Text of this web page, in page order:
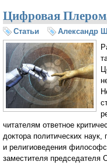
Цифровая
Статьи Александр
читателям ответное
доктора политических
и религиоведения
заместителя